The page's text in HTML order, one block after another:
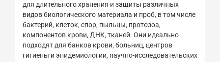
для длительного хранения и защиты различных
видов биологического материала и проб, в том числе
бактерий, клеток, спор, пыльцы, протозоа,
компонентов крови, ДНК, тканей. Они идеально
подходят для банков крови, больниц, центров
гигиены и эпидемиологии, научно-исследовательских